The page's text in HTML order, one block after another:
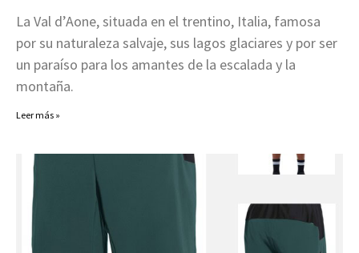
La Val d’Aone, situada en el trentino, Italia, famosa
por su naturaleza salvaje, sus lagos glaciares y por ser
un paraíso para los amantes de la escalada y la
montaña.
Leer más »